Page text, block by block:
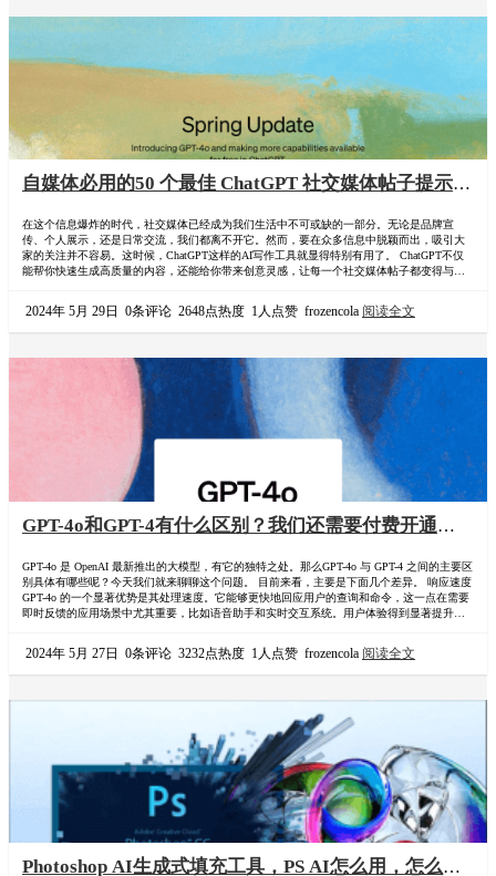
自媒体必用的50 个最佳 ChatGPT 社交媒体帖子提示
在这个信息爆炸的时代，社交媒体已经成为我们生活中不可或缺的一部分。无论是品牌宣
传、个人展示，还是日常交流，我们都离不开它。然而，要在众多信息中脱颖而出，吸引大
家的关注并不容易。这时候，ChatGPT这样的AI写作工具就显得特别有用了。 ChatGPT不仅
能帮你快速生成高质量的内容，还能给你带来创意灵感，让每一个社交媒体帖子都变得与众
言，ChatGPT都能帮你搞定。 ChatGPT合租平台：环球巴士 首单9折优惠码：110072，银河录
像…
2024年 5月 29日 0条评论 2648点热度 1人点赞 frozencola 阅读全文
GPT-4o和GPT-4有什么区别？我们还需要付费开通
GPT-4o 是 OpenAI 最新推出的大模型，有它的独特之处。那么GPT-4o 与 GPT-4 之间的主要区
别具体有哪些呢？今天我们就来聊聊这个问题。 目前来看，主要是下面几个差异。 响应速度
GPT-4o 的一个显著优势是其处理速度。它能够更快地回应用户的查询和命令，这一点在需要
即时反馈的应用场景中尤其重要，比如语音助手和实时交互系统。用户体验得到显著提升，
2024年 5月 27日 0条评论 3232点热度 1人点赞 frozencola 阅读全文
Photoshop AI生成式填充工具，PS AI怎么用，怎么注